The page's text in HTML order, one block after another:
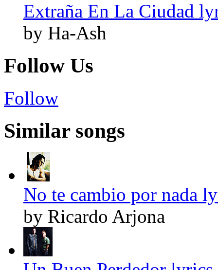
Extraña En La Ciudad
by Ha-Ash
Follow Us
Follow
Similar songs
No te cambio por nada
by Ricardo Arjona